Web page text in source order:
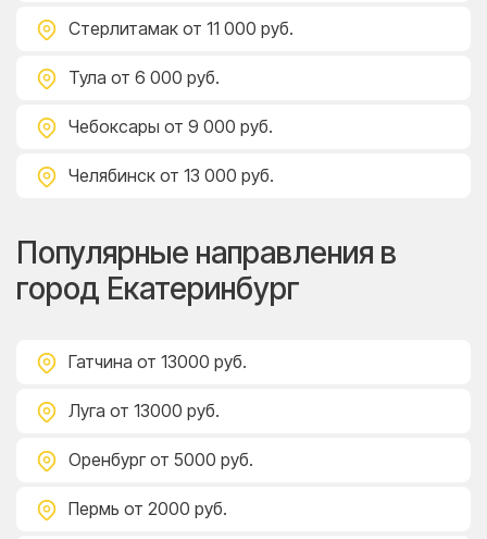
Стерлитамак от 11 000 руб.
Тула от 6 000 руб.
Чебоксары от 9 000 руб.
Челябинск от 13 000 руб.
Популярные направления в
город Екатеринбург
Гатчина от 13000 руб.
Луга от 13000 руб.
Оренбург от 5000 руб.
Пермь от 2000 руб.